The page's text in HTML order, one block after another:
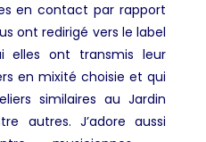
en contact par rapport
ont redirigé vers le label
elles ont transmis leur
en mixité choisie et qui
similaires au Jardin
autres. J’adore aussi